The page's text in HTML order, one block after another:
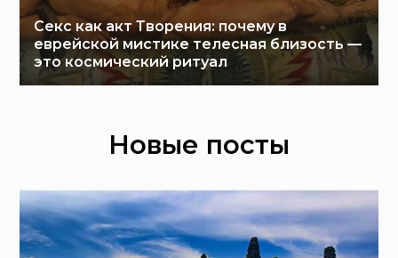
Секс как акт Творения: почему в
еврейской мистике телесная близость —
это космический ритуал
Новые посты